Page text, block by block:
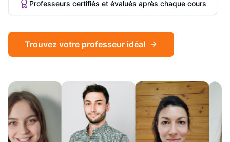
Professeurs certifiés et évalués après chaque cours
Trouvez votre professeur idéal